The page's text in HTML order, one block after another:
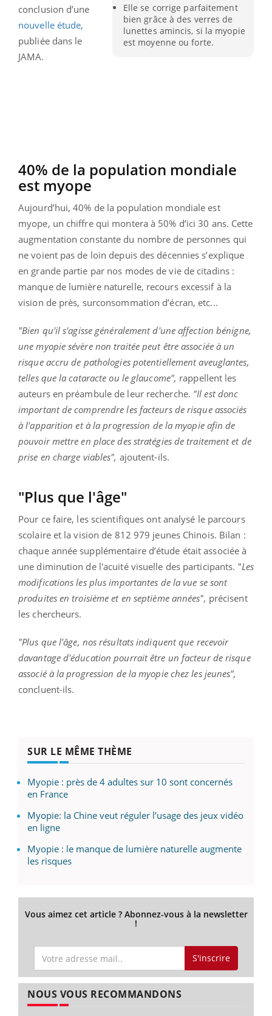
Elle se corrige parfaitement
bien grâce à des verres de
lunettes amincis, si la myopie
est moyenne ou forte.
conclusion d’une
nouvelle étude,
publiée dans le
JAMA.
40% de la population mondiale
est myope
Aujourd’hui, 40% de la population mondiale est
myope, un chiffre qui montera à 50% d’ici 30 ans. Cette
augmentation constante du nombre de personnes qui
ne voient pas de loin depuis des décennies s’explique
en grande partie par nos modes de vie de citadins :
manque de lumière naturelle, recours excessif à la
vision de près, surconsommation d’écran, etc...
"Bien qu'il s'agisse généralement d'une affection bénigne,
une myopie sévère non traitée peut être associée à un
risque accru de pathologies potentiellement aveuglantes,
telles que la cataracte ou le glaucome", rappellent les
auteurs en préambule de leur recherche. "Il est donc
important de comprendre les facteurs de risque associés
à l'apparition et à la progression de la myopie afin de
pouvoir mettre en place des stratégies de traitement et de
prise en charge viables", ajoutent-ils.
"Plus que l'âge"
Pour ce faire, les scientifiques ont analysé le parcours
scolaire et la vision de 812 979 jeunes Chinois. Bilan :
chaque année supplémentaire d’étude était associée à
une diminution de l'acuité visuelle des participants. "Les
modifications les plus importantes de la vue se sont
produites en troisième et en septième années", précisent
les chercheurs.
"Plus que l'âge, nos résultats indiquent que recevoir
davantage d'éducation pourrait être un facteur de risque
associé à la progression de la myopie chez les jeunes",
concluent-ils.
SUR LE MÊME THÈME
Myopie : près de 4 adultes sur 10 sont concernés
en France
Myopie: la Chine veut réguler l’usage des jeux vidéo
en ligne
Myopie : le manque de lumière naturelle augmente
les risques
Vous aimez cet article ? Abonnez-vous à la newsletter
!
S'inscrire
NOUS VOUS RECOMMANDONS